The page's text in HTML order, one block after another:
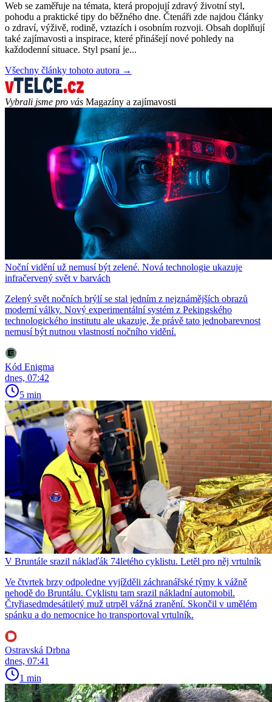
Web se zaměřuje na témata, která propojují zdravý životní styl,
pohodu a praktické tipy do běžného dne. Čtenáři zde najdou články
o zdraví, výživě, rodině, vztazích i osobním rozvoji. Obsah doplňují
také zajímavosti a inspirace, které přinášejí nové pohledy na
každodenní situace. Styl psaní je...
Všechny články tohoto autora →
Vybrali jsme pro vás Magazíny a zajímavosti
Noční vidění už nemusí být zelené. Nová technologie ukazuje
infračervený svět v barvách
Zelený svět nočních brýlí se stal jedním z nejznámějších obrazů
moderní války. Nový experimentální systém z Pekingského
technologického institutu ale ukazuje, že právě tato jednobarevnost
nemusí být nutnou vlastností nočního vidění.
Kód Enigma
dnes, 07:42
5 min
V Bruntále srazil náklaďák 74letého cyklistu. Letěl pro něj vrtulník
Ve čtvrtek brzy odpoledne vyjížděli záchranářské týmy k vážně
nehodě do Bruntálu. Cyklistu tam srazil nákladní automobil.
Čtyřiasedmdesátiletý muž utrpěl vážná zranění. Skončil v umělém
spánku a do nemocnice ho transportoval vrtulník.
Ostravská Drbna
dnes, 07:41
1 min